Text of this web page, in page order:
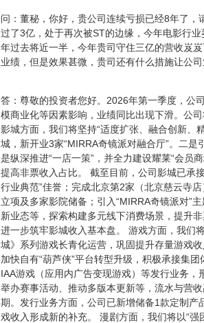
问： 董秘，你好，贵公司连续亏损已经8年了
过了3亿，处于再次被ST的边缘，今年电影行
年过去将近一半，今年贵司守住三亿的营收岌
业绩，但是效果甚微，贵司还有什么措施让公
答： 尊敬的投资者您好。2026年第一季度，公
模商业化等因素影响，业绩同比出现下滑。公
影城方面，我们将坚持“适度扩张、融合创新、
城，新开业3家“MIRRA奇镜派对融合厅”。二
是纵深推进“一店一策”，并全力建设耀莱“会员
提高非票收入占比。 截至目前，公司影城已承
行业典范”佳誉；完成北京第2家（北京慈云寺
立项及多家影院储备；引入“MIRRA奇镜派对”
新业态等，探索构建多元线下消费场景，提升
进一步筑牢影城收入基本盘。 游戏方面，我们
城》系列游戏长青化运营，巩固提升存量游戏
加快自有“葫芦侠”平台转型升级，积极承接集
IAA游戏（应用内广告变现游戏）等发行业务
举办赛事活动、推动多版本更新等，流水与营
期。发行业务方面，公司已新增储备1款定制
戏收入形成新的补充。 漫剧方面，我们将以“